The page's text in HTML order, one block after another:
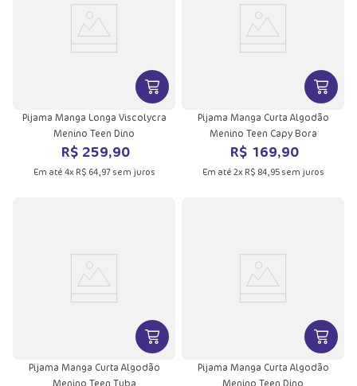
VER MAIS INFORMAÇÕES DO
Pijama Manga Longa Viscolycra
Menino Teen Dino
R$ 259,90
Em até 4x R$ 64,97sem juros
VER
Pijama Manga Curta Algodão
Menino Teen Capy Bora
R$ 169,90
Em até 2x R$ 84,95sem juros
VER MAIS INFORMAÇÕES DO
Pijama Manga Curta Algodão
Menino Teen Tuba
VER
Pijama Manga Curta Algodão
Menino Teen Dino